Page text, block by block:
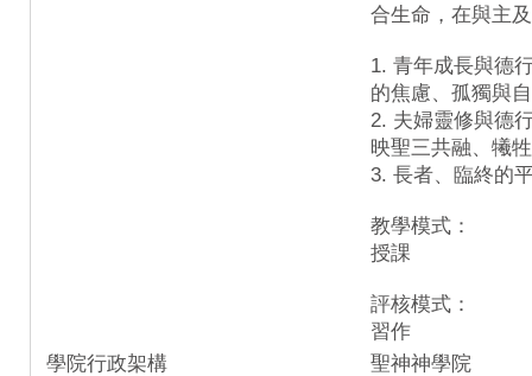
合生命，在與主
1. 青年成長與德
的焦慮、孤獨與
2. 夫婦靈修與德
映聖三共融、犧
3. 長者、臨終的
教學模式：
授課
評核模式：
習作
學院行政架構
聖神神學院